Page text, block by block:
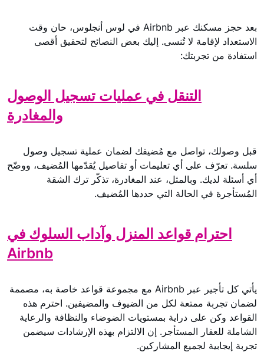
بعد حجز مسكنك عبر Airbnb في لوس أنجلوس، حان وقت
الاستعداد لإقامة لا تُنسى. إليك بعض النصائح لتحقيق أقصى
استفادة من تجربتك:
التنقل في عمليات تسجيل الوصول
والمغادرة
قبل وصولك، تواصل مع مُضيفك لضمان عملية تسجيل وصول
سلسة. تعرّف على أي تعليمات أو تفاصيل يُقدّمها المُضيف، ووضّح
أي أسئلة لديك. وبالمثل، عند المغادرة، تذكّر ترك الشقة
المُستأجرة في الحالة التي حددها المُضيف.
احترام قواعد المنزل وآداب السلوك في
Airbnb
يأتي كل تأجير عبر Airbnb مع مجموعة قواعد خاصة به، مصممة
لضمان تجربة ممتعة لكل من الضيوف والمضيفين. احترم هذه
القواعد وكن على دراية بمستويات الضوضاء والنظافة والرعاية
الشاملة للعقار المستأجر. إن الالتزام بهذه الإرشادات سيضمن
تجربة إيجابية لجميع المشاركين.